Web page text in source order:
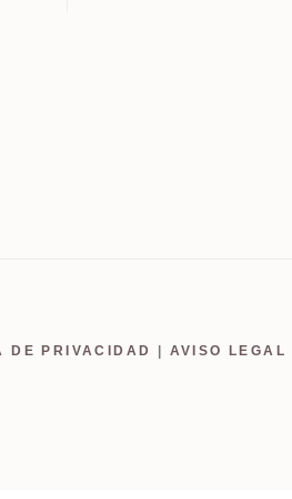
DE PRIVACIDAD AVISO LEGAL